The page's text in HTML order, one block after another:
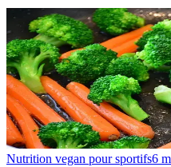
Nutrition vegan pour sportifs6